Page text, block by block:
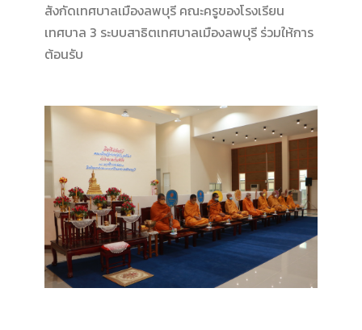
สังกัดเทศบาลเมืองลพบุรี คณะครูของโรงเรียน
เทศบาล 3 ระบบสาธิตเทศบาลเมืองลพบุรี ร่วมให้การ
ต้อนรับ